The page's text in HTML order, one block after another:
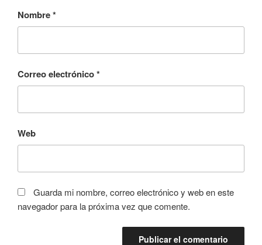
Nombre*
Correo electrónico*
Web
Guarda mi nombre, correo electrónico y web en este
navegador para la próxima vez que comente.